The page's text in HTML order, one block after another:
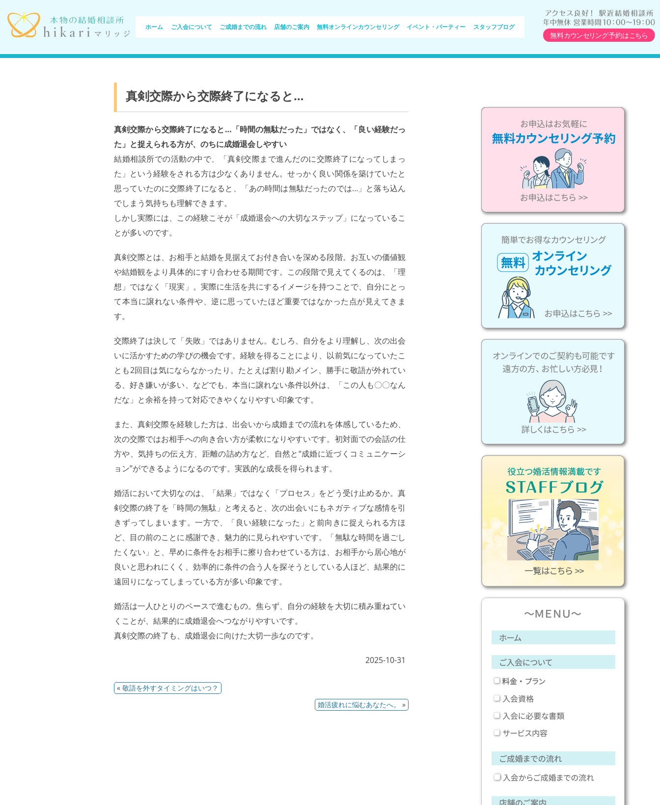
コ
ン
テ
ン
へ
ス
ホーム
ホーム
ご入会について
ご入会について 料金・プラン
ご成婚までの流れ
ご成婚までの流れ
店舗のご案内
店舗のご案内 代表のご挨拶
無料オンラインカウンセリング
無料オンラインカウンセリング
イベント・パーティー
イベント・パーティー
スタッフブログ
スタッフブログ
真剣交際から交際終了になると…
真剣交際から交際終了になると…「時間の無駄だった」ではなく、「良い経験だっ
た」と捉えられる方が、のちに成婚退会しやすい
結婚相談所での活動の中で、「真剣交際まで進んだのに交際終了になってしまっ
た」という経験をされる方は少なくありません。せっかく良い関係を築けていたと
思っていたのに交際終了になると、「あの時間は無駄だったのでは…」と落ち込ん
でしまう気持ちも理解できます。
しかし実際には、この経験こそが「成婚退会への大切なステップ」になっているこ
とが多いのです。
真剣交際とは、お相手と結婚を見据えてお付き合いを深める段階。お互いの価値観
や結婚観をより具体的にすり合わせる期間です。この段階で見えてくるのは、「理
想」ではなく「現実」。実際に生活を共にするイメージを持つことで、自分にとっ
て本当に譲れない条件や、逆に思っていたほど重要ではなかった点が見えてきま
す。
交際終了は決して「失敗」ではありません。むしろ、自分をより理解し、次の出会
いに活かすための学びの機会です。経験を得ることにより、以前気になっていたこ
とも2回目は気にならなかったり。たとえば割り勘メイン、勝手に敬語が外れてい
る、好き嫌いが多い、などでも、本当に譲れない条件以外は、「この人も〇〇なん
だな」と余裕を持って対応できやくなりやすい印象です。
また、真剣交際を経験した方は、出会いから成婚までの流れを体感しているため、
次の交際ではお相手への向き合い方が柔軟になりやすいです。初対面での会話の仕
方や、気持ちの伝え方、距離の詰め方など、自然と“成婚に近づくコミュニケーシ
ョン”ができるようになるのです。実践的な成長を得られます。
婚活において大切なのは、「結果」ではなく「プロセス」をどう受け止めるか。真
剣交際の終了を「時間の無駄」と考えると、次の出会いにもネガティブな感情を引
きずってしまいます。一方で、「良い経験になった」と前向きに捉えられる方ほ
ど、目の前のことに感謝でき、魅力的に見られやすいです。「無駄な時間を過ごし
たくない」と、早めに条件をお相手に擦り合わせている方は、お相手から居心地が
良いと思われにくく、効率的に条件の合う人を探そうとしている人ほど、結果的に
遠回りになってしまっている方が多い印象です。
婚活は一人ひとりのペースで進むもの。焦らず、自分の経験を大切に積み重ねてい
くことが、結果的に成婚退会へつながりやすいです。
真剣交際の終了も、成婚退会に向けた大切一歩なのです。
2025-10-31
« 敬語を外すタイミングはいつ？
婚活疲れに悩むあなたへ。
»